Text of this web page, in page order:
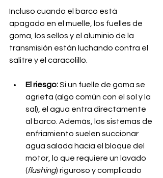
Incluso cuando el barco está
apagado en el muelle, los fuelles de
goma, los sellos y el aluminio de la
transmisión están luchando contra el
salitre y el caracolillo.
El riesgo: Si un fuelle de goma se
agrieta (algo común con el sol y la
sal), el agua entra directamente
al barco. Además, los sistemas de
enfriamiento suelen succionar
agua salada hacia el bloque del
motor, lo que requiere un lavado
(flushing) riguroso y complicado